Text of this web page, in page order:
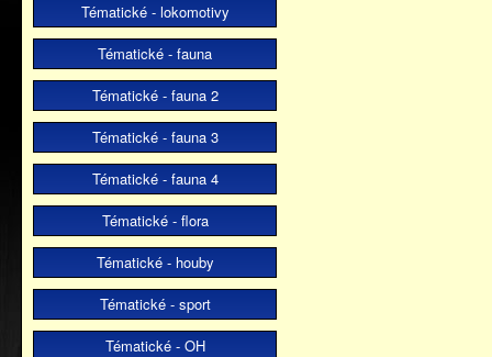
Tématické - lokomotivy
Tématické - fauna
Tématické - fauna 2
Tématické - fauna 3
Tématické - fauna 4
Tématické - flora
Tématické - houby
Tématické - sport
Tématické - OH